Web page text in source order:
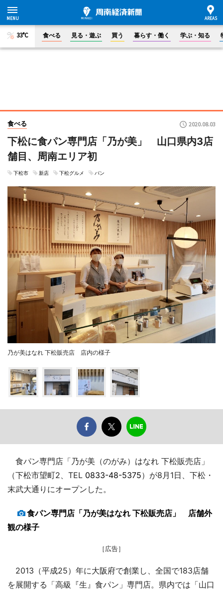
33°C 食べる 見る・遊ぶ 買う 暮らす・働く 学ぶ・知る
食べる 2020.08.03
下松に食パン専門店「乃が美」 山口県内3店
舗目、周南エリア初
下松市 新店 下松グルメ パン
乃が美はなれ 下松販売店 店内の様子
食パン専門店「乃が美（のがみ）はなれ 下松販売店」
（下松市望町2、TEL 0833-48-5375）が8月1日、下松・
末武大通りにオープンした。
食パン専門店「乃が美はなれ 下松販売店」 店舗外
観の様子
［広告］
2013（平成25）年に大阪府で創業し、全国で183店舗
を展開する「高級『生』食パン」専門店。県内では「山口